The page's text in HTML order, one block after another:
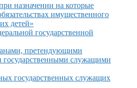
назначении на которые
имущественного
детей»
государственной
претендующими
государственными служащими
государственных служащих